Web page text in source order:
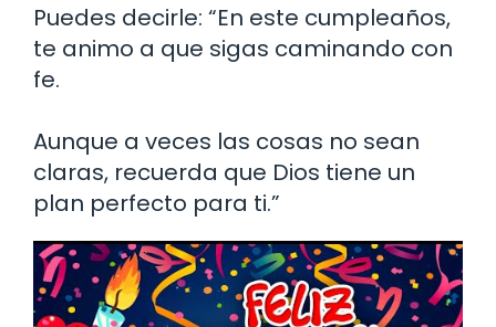
Puedes decirle: “En este cumpleaños,
te animo a que sigas caminando con
fe.
Aunque a veces las cosas no sean
claras, recuerda que Dios tiene un
plan perfecto para ti.”